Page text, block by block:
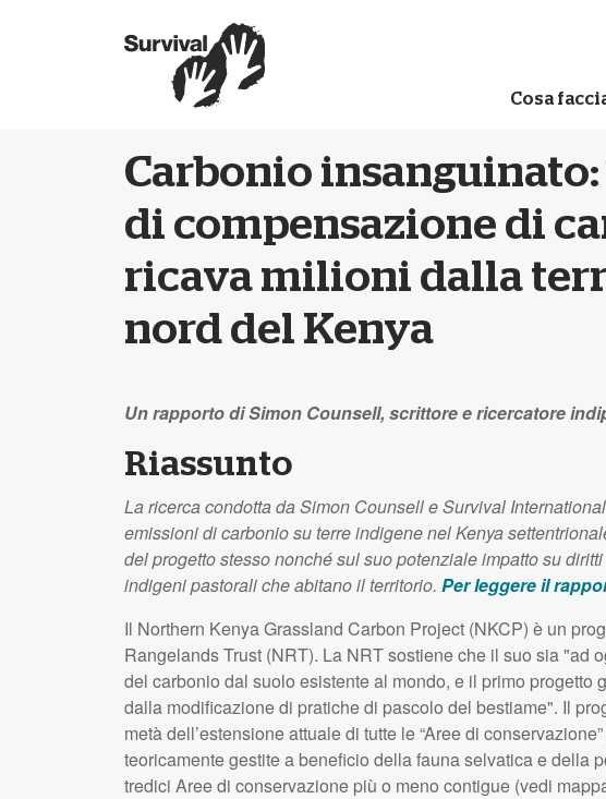
Cosa
Carbonio
di compensazione di
ricava milioni dalla
nord del Kenya
Un rapporto di Simon Counsell, scrittore e ricercatore
Riassunto
La ricerca condotta da Simon Counsell e Survival
emissioni di carbonio su terre indigene nel Kenya
del progetto stesso nonché sul suo potenziale impatto su
indigeni pastorali che abitano il territorio. Per leggere il
Il Northern Kenya Grassland Carbon Project (NKCP) è un
Rangelands Trust (NRT). La NRT sostiene che il suo sia "ad
del carbonio dal suolo esistente al mondo, e il primo progetto
dalla modificazione di pratiche di pascolo del bestiame". Il
metà dell’estensione attuale di tutte le “Aree di
teoricamente gestite a beneficio della fauna selvatica e della
tredici Aree di conservazione più o meno contigue (vedi